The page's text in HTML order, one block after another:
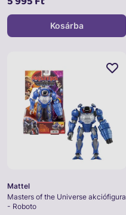
Kosárba
Mattel
Masters of the Universe akciófigura
- Roboto